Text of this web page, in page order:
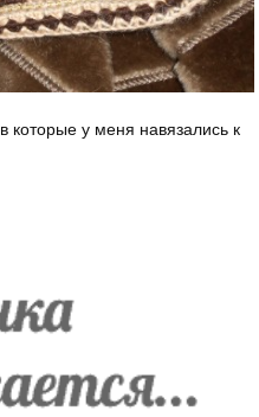
которые у меня навязались к